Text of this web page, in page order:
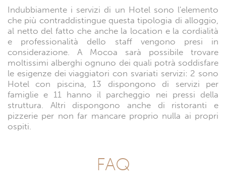
Indubbiamente i servizi di un Hotel sono l'elemento
che più contraddistingue questa tipologia di alloggio,
al netto del fatto che anche la location e la cordialità
e professionalità dello staff vengono presi in
considerazione. A Mocoa sarà possibile trovare
moltissimi alberghi ognuno dei quali potrà soddisfare
le esigenze dei viaggiatori con svariati servizi: 2 sono
Hotel con piscina, 13 dispongono di servizi per
famiglie e 11 hanno il parcheggio nei pressi della
struttura. Altri dispongono anche di ristoranti e
pizzerie per non far mancare proprio nulla ai propri
ospiti.
FAQ